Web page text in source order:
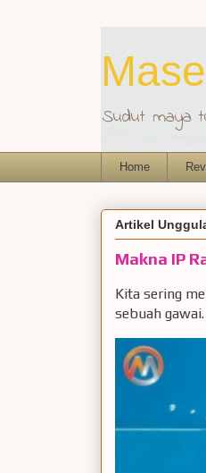
Sudut maya
Home
Artikel
Makna IP
Kita sering
sebuah